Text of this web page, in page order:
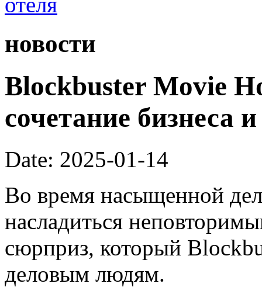
новости
Blockbuster Movie
сочетание бизнеса
Date: 2025-01-14
Во время насыщенной
насладиться
сюрприз, который
деловым людям.